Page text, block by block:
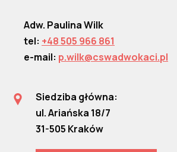
Siedziba główna:
ul. Ariańska 18/7
31-505 Kraków
Adw. Paulina Wilk
tel: +48 505 966 861
e-mail: p.wilk@cswadwokaci.pl